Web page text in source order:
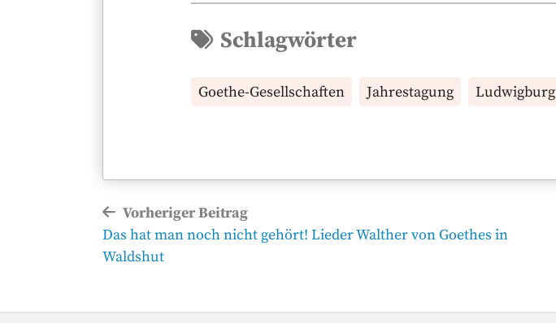
Schlagwörter
Goethe-Gesellschaften Jahrestagung Ludwigburg
Beitragsnavigation
Vorheriger Beitrag
Vorheriger
Beitrag
Das hat man noch nicht gehört! Lieder Walther von Goethes in
Waldshut